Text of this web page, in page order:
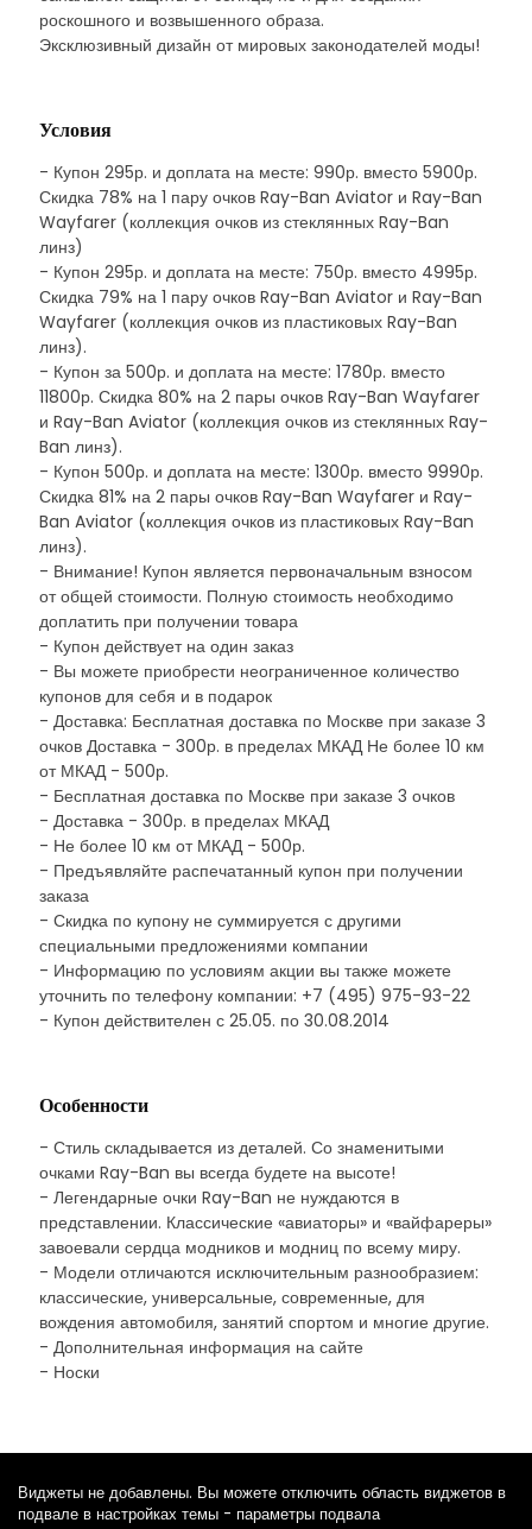
роскошного и возвышенного образа.
Эксклюзивный дизайн от мировых законодателей моды!
Условия
- Купон 295р. и доплата на месте: 990р. вместо 5900р.
Скидка 78% на 1 пару очков Ray-Ban Aviator и Ray-Ban
Wayfarer (коллекция очков из стеклянных Ray-Ban
линз)
- Купон 295р. и доплата на месте: 750р. вместо 4995р.
Скидка 79% на 1 пару очков Ray-Ban Aviator и Ray-Ban
Wayfarer (коллекция очков из пластиковых Ray-Ban
линз).
- Купон за 500р. и доплата на месте: 1780р. вместо
11800р. Скидка 80% на 2 пары очков Ray-Ban Wayfarer
и Ray-Ban Aviator (коллекция очков из стеклянных Ray-
Ban линз).
- Купон 500р. и доплата на месте: 1300р. вместо 9990р.
Скидка 81% на 2 пары очков Ray-Ban Wayfarer и Ray-
Ban Aviator (коллекция очков из пластиковых Ray-Ban
линз).
- Внимание! Купон является первоначальным взносом
от общей стоимости. Полную стоимость необходимо
доплатить при получении товара
- Купон действует на один заказ
- Вы можете приобрести неограниченное количество
купонов для себя и в подарок
- Доставка: Бесплатная доставка по Москве при заказе 3
очков Доставка - 300р. в пределах МКАД Не более 10 км
от МКАД - 500р.
- Бесплатная доставка по Москве при заказе 3 очков
- Доставка - 300р. в пределах МКАД
- Не более 10 км от МКАД - 500р.
- Предъявляйте распечатанный купон при получении
заказа
- Скидка по купону не суммируется с другими
специальными предложениями компании
- Информацию по условиям акции вы также можете
уточнить по телефону компании: +7 (495) 975-93-22
- Купон действителен с 25.05. по 30.08.2014
Особенности
- Стиль складывается из деталей. Со знаменитыми
очками Ray-Ban вы всегда будете на высоте!
- Легендарные очки Ray-Ban не нуждаются в
представлении. Классические «авиаторы» и «вайфареры»
завоевали сердца модников и модниц по всему миру.
- Модели отличаются исключительным разнообразием:
классические, универсальные, современные, для
вождения автомобиля, занятий спортом и многие другие.
- Дополнительная информация на сайте
- Носки
Виджеты не добавлены. Вы можете отключить область виджетов в
подвале в настройках темы - параметры подвала